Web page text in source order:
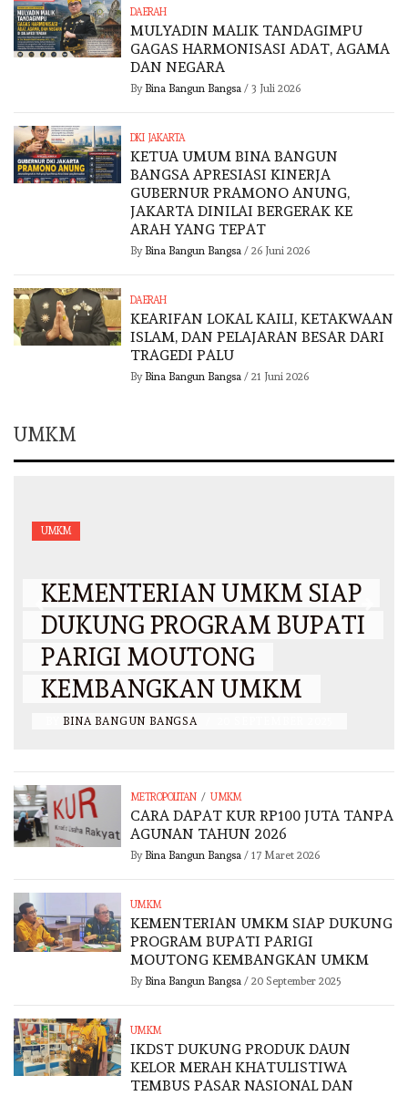
DAERAH
MULYADIN MALIK TANDAGIMPU
GAGAS HARMONISASI ADAT, AGAMA
DAN NEGARA
By Bina Bangun Bangsa/ 3 Juli 2026
DKI JAKARTA
KETUA UMUM BINA BANGUN
BANGSA APRESIASI KINERJA
GUBERNUR PRAMONO ANUNG,
JAKARTA DINILAI BERGERAK KE
ARAH YANG TEPAT
By Bina Bangun Bangsa/ 26 Juni 2026
DAERAH
KEARIFAN LOKAL KAILI, KETAKWAAN
ISLAM, DAN PELAJARAN BESAR DARI
TRAGEDI PALU
By Bina Bangun Bangsa/ 21 Juni 2026
UMKM
UMKM
KEMENTERIAN UMKM SIAP
DUKUNG PROGRAM BUPATI
PARIGI MOUTONG
KEMBANGKAN UMKM
BINA BANGUN BANGSA
METROPOLITAN / UMKM
CARA DAPAT KUR RP100 JUTA TANPA
AGUNAN TAHUN 2026
By Bina Bangun Bangsa/ 17 Maret 2026
UMKM
KEMENTERIAN UMKM SIAP DUKUNG
PROGRAM BUPATI PARIGI
MOUTONG KEMBANGKAN UMKM
By Bina Bangun Bangsa/ 20 September 2025
UMKM
IKDST DUKUNG PRODUK DAUN
KELOR MERAH KHATULISTIWA
TEMBUS PASAR NASIONAL DAN